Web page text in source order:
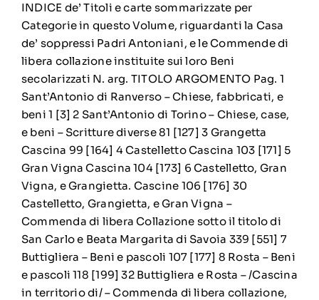
INDICE de’ Titoli e carte sommarizzate per
Categorie in questo Volume, riguardanti la Casa
de’ soppressi Padri Antoniani, e le Commende di
libera collazione instituite sui loro Beni
secolarizzati N. arg. TITOLO ARGOMENTO Pag. 1
Sant’Antonio di Ranverso – Chiese, fabbricati, e
beni 1 [3] 2 Sant’Antonio di Torino – Chiese, case,
e beni – Scritture diverse 81 [127] 3 Grangetta
Cascina 99 [164] 4 Castelletto Cascina 103 [171] 5
Gran Vigna Cascina 104 [173] 6 Castelletto, Gran
Vigna, e Grangietta. Cascine 106 [176] 30
Castelletto, Grangietta, e Gran Vigna –
Commenda di libera Collazione sotto il titolo di
San Carlo e Beata Margarita di Savoia 339 [551] 7
Buttigliera – Beni e pascoli 107 [177] 8 Rosta – Beni
e pascoli 118 [199] 32 Buttigliera e Rosta – /Cascina
in territorio di/ – Commenda di libera collazione,